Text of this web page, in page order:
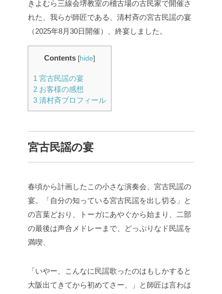
きよむら三線会堺教室の稽古場の古民家で開催さ
れた、我らが師匠である、清村斉の宮古民謡の宴
（2025年8月30日開催）、終宴しました。
Contents [hide]
1 宮古民謡の宴
2 お客様の感想
3 清村斉プロフィール
宮古民謡の宴
春頃から計画したこの小さな演奏会、宮古民謡の
宴。「自分の知っている宮古民謡を出し切る」と
の言葉どおり、トーガにあやぐから始まり、二部
の最後は声合メドレーまで、どっぷりなド民謡を
満喫、
「いやー、こんなに民謡歌ったのはもしかすると
大阪出てきてから初めてさー、」と師匠は言わは